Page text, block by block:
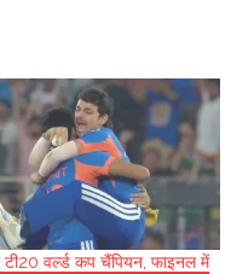
टी20 वर्ल्ड कप चैंपियन, फाइनल में